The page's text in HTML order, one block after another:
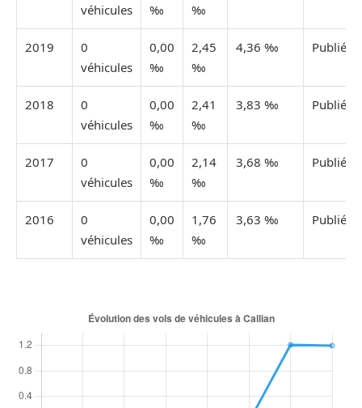
véhicules
‰
‰
2019
0
véhicules
0,00
‰
2,45
‰
4,36 ‰ Publiée
2018
0
véhicules
0,00
‰
2,41
‰
3,83 ‰ Publiée
2017
0
véhicules
0,00
‰
2,14
‰
3,68 ‰ Publiée
2016
0
véhicules
0,00
‰
1,76
‰
3,63 ‰ Publiée